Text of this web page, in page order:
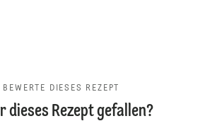
BEWERTE DIESES REZEPT
dieses Rezept gefallen?